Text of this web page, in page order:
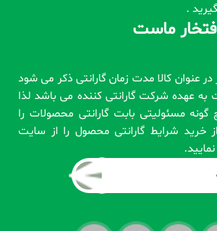
.
ماست
در عنوان کالا مدت زمان گارانتی ذکر می شود
به عهده شرکت گارانتی کننده می باشد لذا
مسئولیتی بابت گارانتی محصولات را
خرید شرایط گارانتی محصول را از سایت